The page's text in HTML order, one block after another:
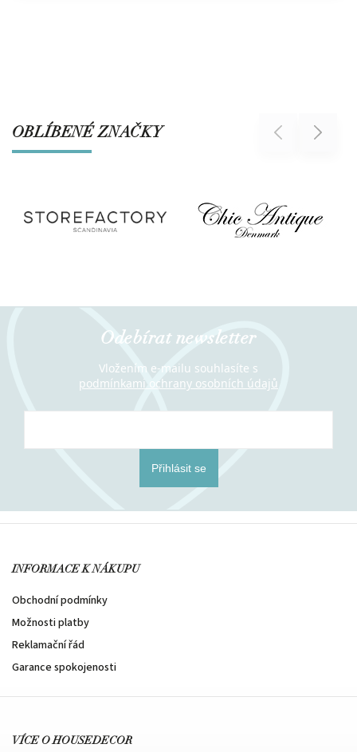
OBLÍBENÉ ZNAČKY Previous Next
Odebírat newsletter
Vložením e-mailu souhlasíte s
podmínkami ochrany osobních údajů
Přihlásit se
INFORMACE K NÁKUPU
Obchodní podmínky
Možnosti platby
Reklamační řád
Garance spokojenosti
VÍCE O HOUSEDECOR